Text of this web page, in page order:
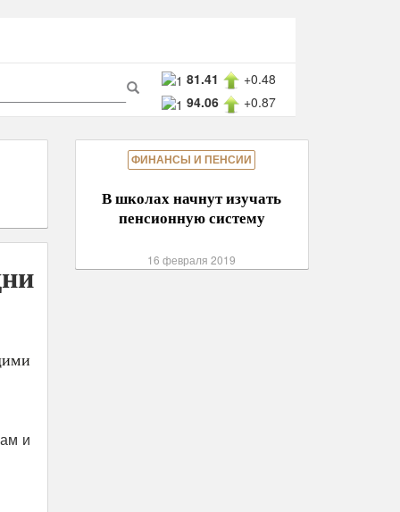
81.41
+0.48
94.06
+0.87
Поиск
и
ФИНАНСЫ И ПЕНСИИ
В школах начнут изучать
пенсионную систему
16 февраля 2019